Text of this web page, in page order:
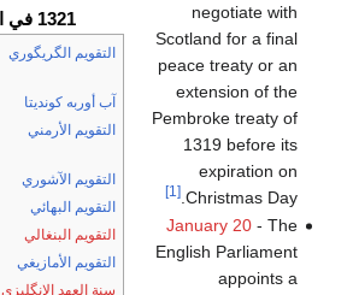
1321 في التقاويم الأخرى
التقويم الگريگوري
آب أوربه كونديتا
التقويم الأرمني
التقويم الآشوري
التقويم البهائي
التقويم البنغالي
التقويم الأمازيغي
سنة العهد الإنگليزي
negotiate with
Scotland for a final
peace treaty or an
extension of the
Pembroke treaty of
1319 before its
expiration on
Christmas Day.
[1]
January 20- The
English Parliament
appoints a